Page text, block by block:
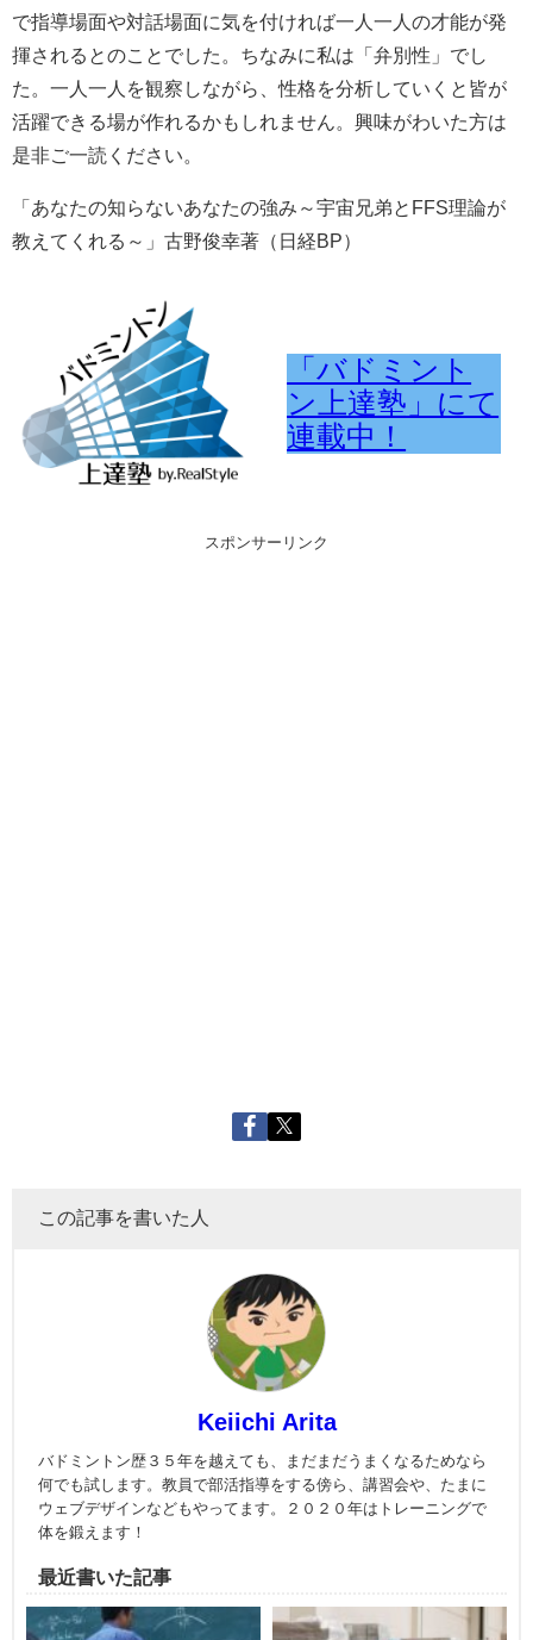
で指導場面や対話場面に気を付ければ一人一人の才能が発
揮されるとのことでした。ちなみに私は「弁別性」でし
た。一人一人を観察しながら、性格を分析していくと皆が
活躍できる場が作れるかもしれません。興味がわいた方は
是非ご一読ください。
「あなたの知らないあなたの強み～宇宙兄弟とFFS理論が
教えてくれる～」古野俊幸著（日経BP）
「バドミント
ン上達塾」にて
連載中！
スポンサーリンク
この記事を書いた人
Keiichi Arita
バドミントン歴３５年を越えても、まだまだうまくなるためなら
何でも試します。教員で部活指導をする傍ら、講習会や、たまに
ウェブデザインなどもやってます。２０２０年はトレーニングで
体を鍛えます！
最近書いた記事